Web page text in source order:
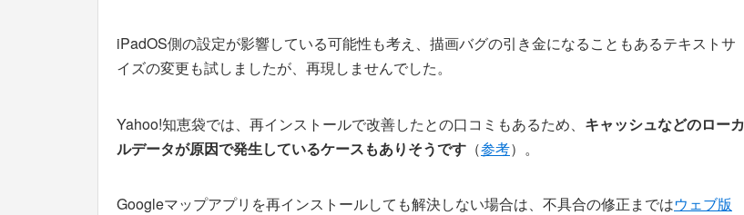
iPadOS側の設定が影響している可能性も考え、描画バグの引き金になることもあるテキストサ
イズの変更も試しましたが、再現しませんでした。
Yahoo!知恵袋では、再インストールで改善したとの口コミもあるため、 キャッシュなどのローカ
ルデータが原因で発生しているケースもありそうです （参考）。
Googleマップアプリを再インストールしても解決しない場合は、不具合の修正まではウェブ版